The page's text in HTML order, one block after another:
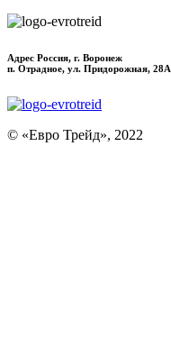
Адрес Россия, г. Воронеж
п. Отрадное, ул. Придорожная, 28А
© «Евро Трейд», 2022